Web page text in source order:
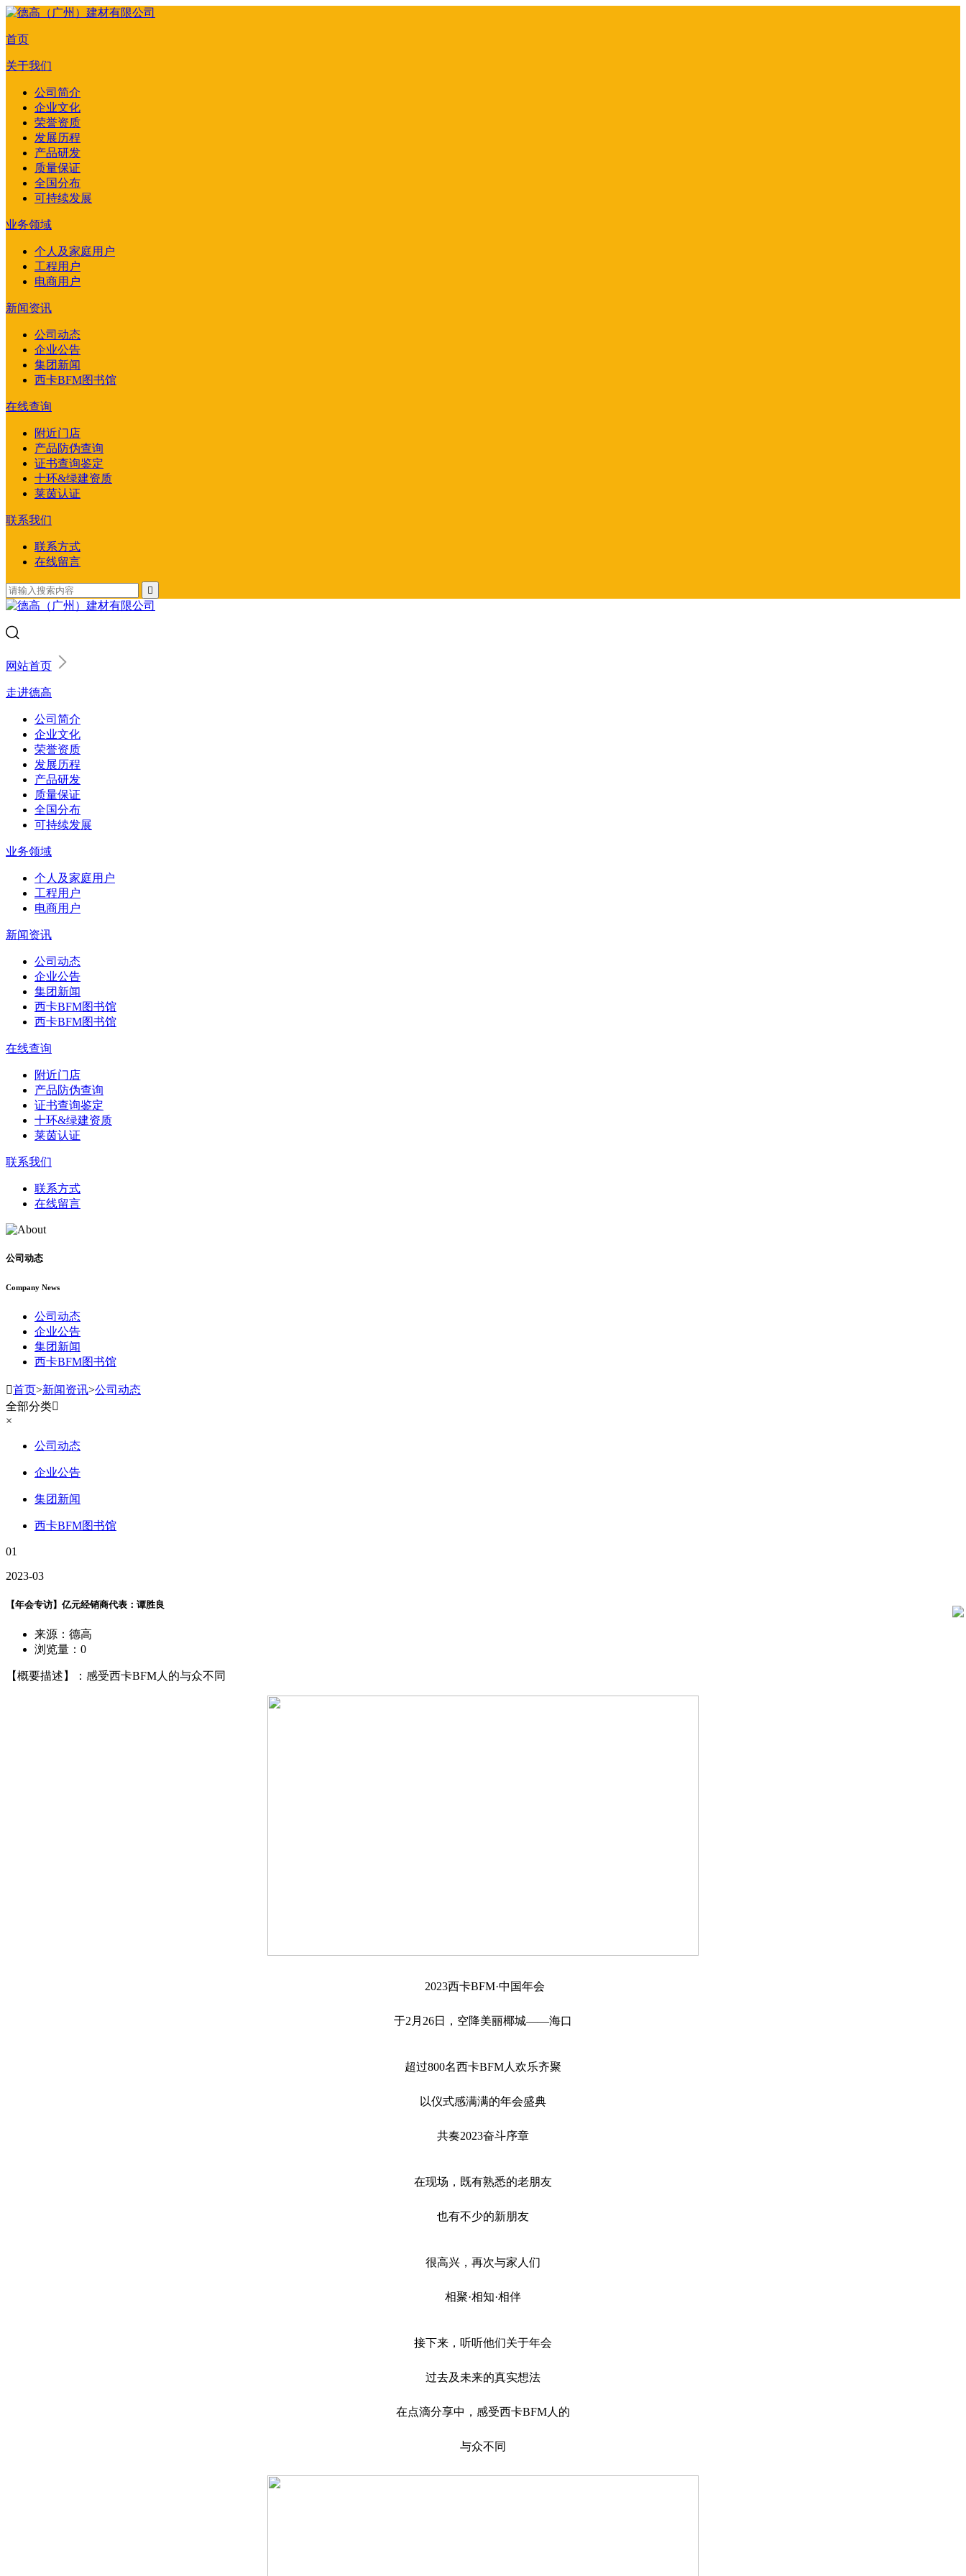
首页
关于我们
公司简介
企业文化
荣誉资质
发展历程
产品研发
质量保证
全国分布
可持续发展
业务领域
个人及家庭用户
工程用户
电商用户
新闻资讯
公司动态
企业公告
集团新闻
西卡BFM图书馆
在线查询
附近门店
产品防伪查询
证书查询鉴定
十环&绿建资质
莱茵认证
联系我们
联系方式
在线留言

网站首页
走进德高
公司简介
企业文化
荣誉资质
发展历程
产品研发
质量保证
全国分布
可持续发展
业务领域
个人及家庭用户
工程用户
电商用户
新闻资讯
公司动态
企业公告
集团新闻
西卡BFM图书馆
西卡BFM图书馆
在线查询
附近门店
产品防伪查询
证书查询鉴定
十环&绿建资质
莱茵认证
联系我们
联系方式
在线留言
公司动态
Company News
公司动态
企业公告
集团新闻
西卡BFM图书馆
首页>新闻资讯>公司动态
全部分类
×
公司动态
企业公告
集团新闻
西卡BFM图书馆
01
2023-03
【年会专访】亿元经销商代表：谭胜良
来源：德高
浏览量： 0
【概要描述】：感受西卡BFM人的与众不同
2023西卡BFM·中国年会
于2月26日，空降美丽椰城——海口
超过800名西卡BFM人欢乐齐聚
以仪式感满满的年会盛典
共奏2023奋斗序章
在现场，既有熟悉的老朋友
也有不少的新朋友
很高兴，再次与家人们
相聚·相知·相伴
接下来，听听他们关于年会
过去及未来的真实想法
在点滴分享中，感受西卡BFM人的
与众不同